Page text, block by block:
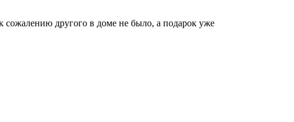
другого в доме не было, а подарок уже